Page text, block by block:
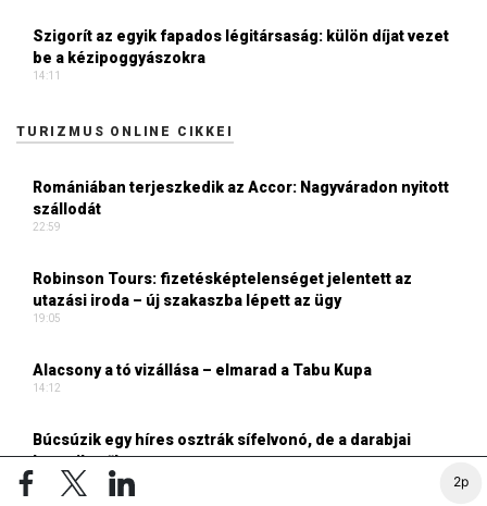
2p
Szigorít az egyik fapados légitársaság: külön díjat vezet
be a kézipoggyászokra
14:11
TURIZMUS ONLINE CIKKEI
Romániában terjeszkedik az Accor: Nagyváradon nyitott
szállodát
22:59
Robinson Tours: fizetésképtelenséget jelentett az
utazási iroda – új szakaszba lépett az ügy
19:05
Alacsony a tó vizállása – elmarad a Tabu Kupa
14:12
Búcsúzik egy híres osztrák sífelvonó, de a darabjai
hazavihetők